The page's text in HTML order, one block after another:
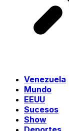
Venezuela
Mundo
EEUU
Sucesos
Show